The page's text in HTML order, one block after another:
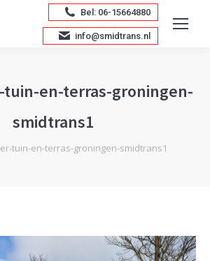
Bel: 06-15664880
info@smidtrans.nl
tuin-en-terras-groningen-
smidtrans1
tuin-en-terras-groningen-smidtrans1